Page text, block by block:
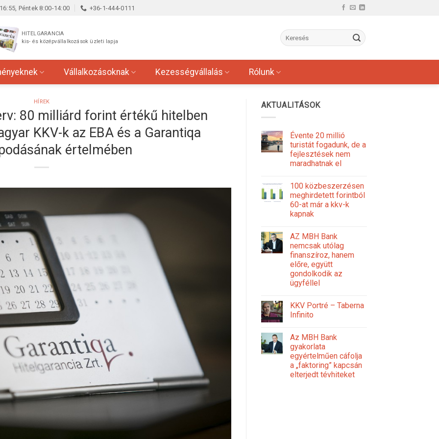
Péntek 8:00-14:00 +36-1-444-0111
HITELGARANCIA
kis- és középvállalkozások üzleti lapja
Vállalkozásoknak Kezességvállalás Rólunk
HÍREK
80 milliárd forint értékű hitelben
KKV-k az EBA és a Garantiqa
értelmében
AKTUALITÁSOK
Évente 20 millió
turistát fogadunk, de a
fejlesztések nem
maradhatnak el
100 közbeszerzésen
meghirdetett forintból
60-at már a kkv-k
kapnak
AZ MBH Bank
nemcsak utólag
finanszíroz, hanem
előre, együtt
gondolkodik az
ügyféllel
KKV Portré – Taberna
Infinito
Az MBH Bank
gyakorlata
egyértelműen cáfolja
a „faktoring” kapcsán
elterjedt tévhiteket